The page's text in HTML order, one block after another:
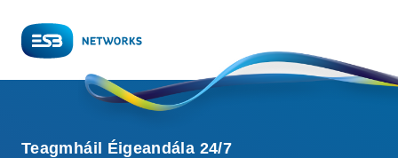
Teagmháil Éigeandála 24/7